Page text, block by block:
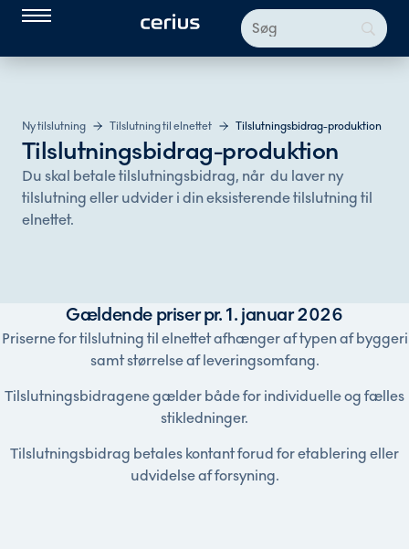
Ny tilslutning Tilslutning til elnettet Tilslutningsbidrag-produktion
Tilslutningsbidrag-produktion
Du skal betale tilslutningsbidrag, når du laver ny
tilslutning eller udvider i din eksisterende tilslutning til
elnettet.
Gældende priser pr. 1. januar 2026
Priserne for tilslutning til elnettet afhænger af typen af byggeri
samt størrelse af leveringsomfang.
Tilslutningsbidragene gælder både for individuelle og fælles
stikledninger.
Tilslutningsbidrag betales kontant forud for etablering eller
udvidelse af forsyning.